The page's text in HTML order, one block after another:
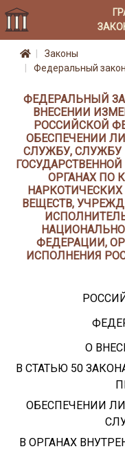
Законы
Федеральный
ФЕДЕРАЛЬНЫЙ
ВНЕСЕНИИ
РОССИЙСКОЙ
ОБЕСПЕЧЕНИИ
СЛУЖБУ, СЛУЖБУ
ОРГАНАХ ПО
ВЕЩЕСТВ,
ФЕДЕРАЦИИ,
ИСПОЛНЕНИЯ
О
В СТАТЬЮ 50
ОБЕСПЕЧЕНИИ
В ОРГАНАХ